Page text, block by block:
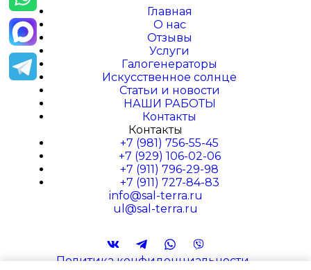
Главная
О наc
Отзывы
Услуги
Галогенераторы
Искусственное солнце
Статьи и новости
НАШИ РАБОТЫ
Контакты
Контакты
+7 (981) 756-55-45
+7 (929) 106-02-06
+7 (911) 796-29-98
+7 (911) 727-84-83
info@sal-terra.ru
ul@sal-terra.ru
Политика конфиденциальности